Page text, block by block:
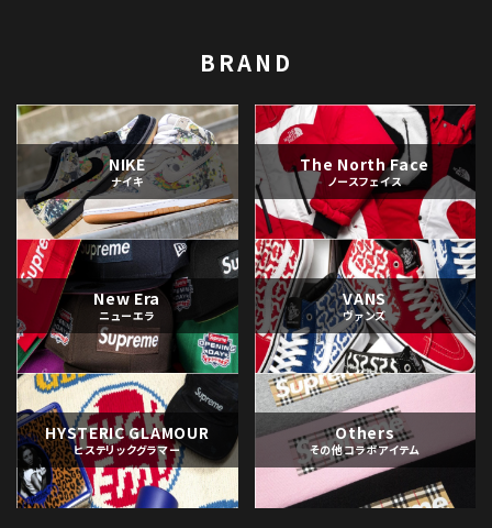
BRAND
NIKE
ナイキ
The North Face
ノースフェイス
New Era
ニューエラ
VANS
ヴァンズ
HYSTERIC GLAMOUR
ヒステリックグラマー
Others
その他コラボアイテム